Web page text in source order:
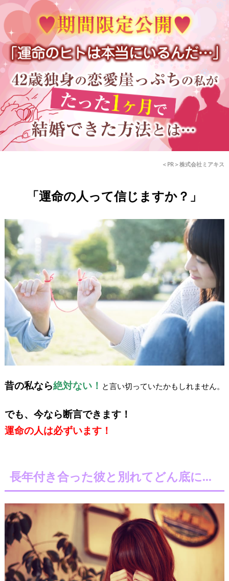
＜PR＞株式会社ミアキス
「運命の人って信じますか？」
昔の私なら絶対ない！ と言い切っていたかもしれません。
でも、今なら断言できます！
運命の人は必ずいます！
長年付き合った彼と別れてどん底に…